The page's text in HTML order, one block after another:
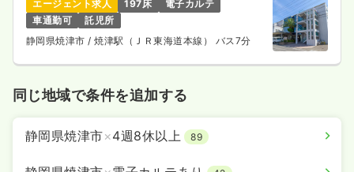
日祝休み 4週8休以上
担当業務未経験可
月給34万円以上可
詳細を見る
正・准看護師
日勤のみ（常勤）
エージェント求人 197床
電子カルテ
車通勤可
託児所
静岡県焼津市/ 焼津駅（ＪＲ東海道本線） バス7分
同じ地域で条件を追加する
静岡県焼津市×4週8休以上 89